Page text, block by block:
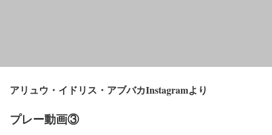
アリュウ・イドリス・アブバカInstagramより
プレー動画③